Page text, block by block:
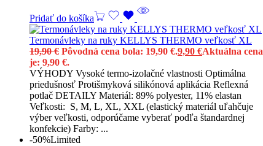
Pridať do košíka
Termonávleky na ruky KELLYS THERMO veľkosť XL
19,90€ Pôvodná cena bola: 19,90 €.9,90 €Aktuálna cena
je: 9,90 €.
VÝHODY Vysoké termo-izolačné vlastnosti Optimálna
priedušnosť Protišmyková silikónová aplikácia Reflexná
potlač DETAILY Materiál: 89% polyester, 11% elastan
Veľkosti: S, M, L, XL, XXL (elastický materiál uľahčuje
výber veľkosti, odporúčame vyberať podľa štandardnej
konfekcie) Farby: ...
-50%Limited